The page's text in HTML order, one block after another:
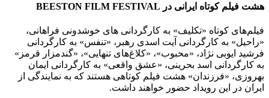
هشت فیلم کوتاه ایرانی در BEESTON FILM FESTIVAL
فیلم‌های کوتاه «تکلیف» به کارگردانی های خوشدونی فراهانی،
«راحیل» به کارگردانی آیت اسدی رهبر، «تنفس» به کارگردانی
فرشید ایوبی نژاد، «محبوب»، «کلاغ‌های تنهایی»، «گندمزار قرمز»
به کارگردانی اسد بحرینی، «عشق واقعی» به کارگردانی ایمان
بهروزی، «فرزندان» هشت فیلم کوتاهی هستند که به نمایندگی از
ایران در این رویداد حضور خواهند داشت.